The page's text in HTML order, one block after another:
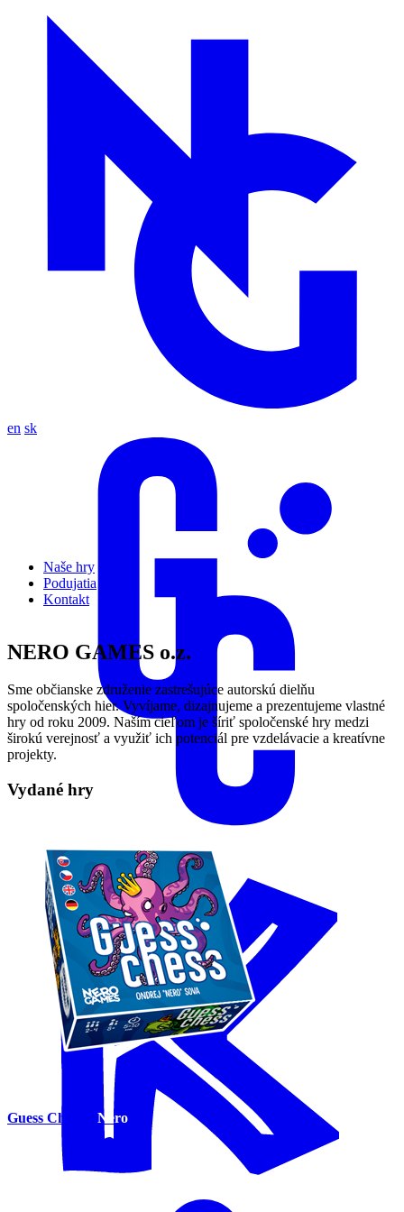
en sk
Naše hry
Podujatia
Kontakt
NERO GAMES o.z.
Sme občianske združenie zastrešujúce autorskú dielňu
spoločenských hier. Vyvíjame, dizajnujeme a prezentujeme vlastné
hry od roku 2009. Naším cieľom je šíriť spoločenské hry medzi
širokú verejnosť a využiť ich potenciál pre vzdelávacie a kreatívne
projekty.
Vydané hry
Guess Chess Nero